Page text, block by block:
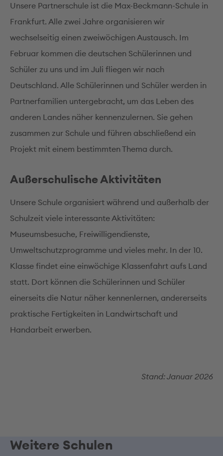
Unsere Partnerschule ist die Max-Beckmann-Schule in
Frankfurt. Alle zwei Jahre organisieren wir
wechselseitig einen zweiwöchigen Austausch. Im
Februar kommen die deutschen Schülerinnen und
Schüler zu uns und im Juli fliegen wir nach
Deutschland. Alle Schülerinnen und Schüler werden in
Partnerfamilien untergebracht, um das Leben des
anderen Landes näher kennenzulernen. Sie gehen
zusammen zur Schule und führen abschließend ein
Projekt mit einem bestimmten Thema durch.
Außerschulische Aktivitäten
Unsere Schule organisiert während und außerhalb der
Schulzeit viele interessante Aktivitäten:
Museumsbesuche, Freiwilligendienste,
Umweltschutzprogramme und vieles mehr. In der 10.
Klasse findet eine einwöchige Klassenfahrt aufs Land
statt. Dort können die Schülerinnen und Schüler
einerseits die Natur näher kennenlernen, andererseits
praktische Fertigkeiten in Landwirtschaft und
Handarbeit erwerben.
Stand: Januar 2026
Weitere Schulen